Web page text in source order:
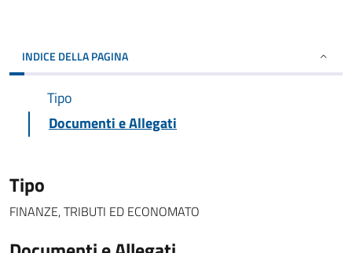
INDICE DELLA PAGINA
Tipo
Documenti e Allegati
Tipo
FINANZE, TRIBUTI ED ECONOMATO